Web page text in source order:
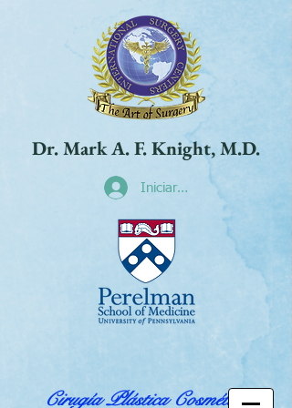
Dr. Mark A. F. Knight, M.D.
Iniciar sesión
Cirugía Plástica Cosmética,